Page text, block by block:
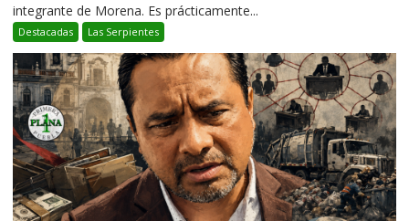
integrante de Morena. Es prácticamente...
Destacadas Las Serpientes